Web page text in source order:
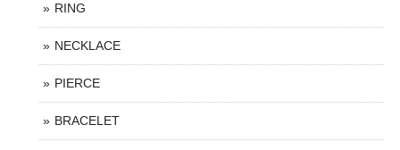
RING
NECKLACE
PIERCE
BRACELET